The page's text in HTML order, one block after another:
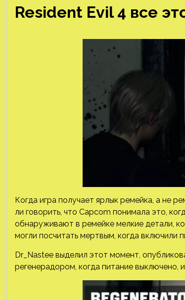
Resident Evil 4 все
Когда игра получает ярлык ремейка, а не
ли говорить, что Capcom понимала это,
обнаруживают в ремейке мелкие детали,
могли посчитать мертвым, когда включили
Dr_Nastee выделил этот момент,
регенерадором, когда питание выключено,